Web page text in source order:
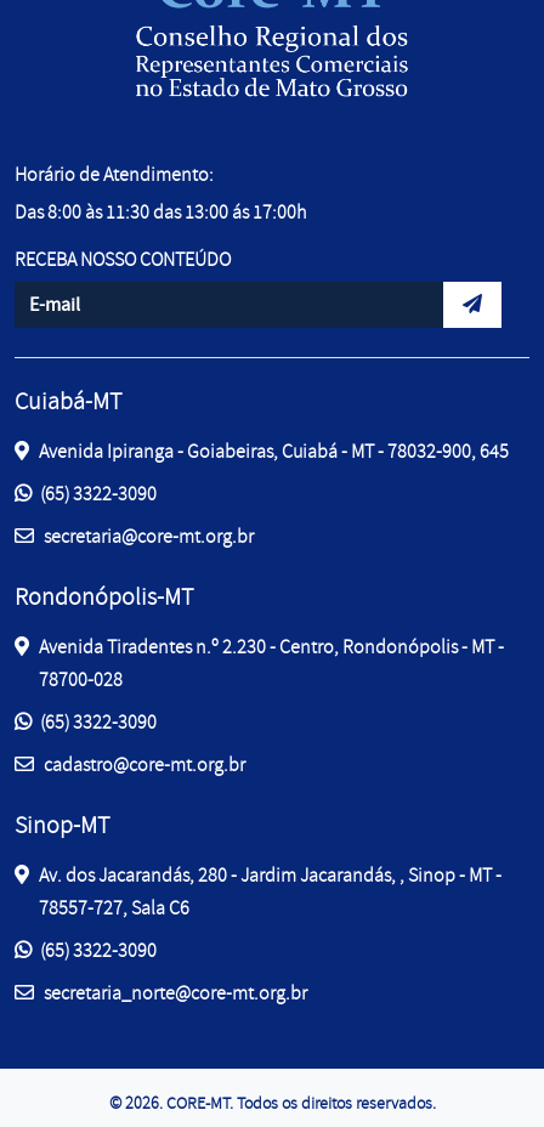
Horário de Atendimento:
Das 8:00 às 11:30 das 13:00 ás 17:00h
RECEBA NOSSO CONTEÚDO
Informe seu e-mail
Envidar
Cuiabá-MT
Avenida Ipiranga - Goiabeiras, Cuiabá - MT - 78032-900, 645
Entre em contato pelos telefones:
(65) 3322-3090
E-mail:secretaria@core-mt.org.br
Rondonópolis-MT
Avenida Tiradentes n.º 2.230 - Centro, Rondonópolis - MT -
78700-028
Entre em contato pelos telefones:
(65) 3322-3090
E-mail:cadastro@core-mt.org.br
Sinop-MT
Av. dos Jacarandás, 280 - Jardim Jacarandás, , Sinop - MT -
78557-727, Sala C6
Entre em contato pelos telefones:
(65) 3322-3090
E-mail:secretaria_norte@core-mt.org.br
© 2026. CORE-MT. Todos os direitos reservados.